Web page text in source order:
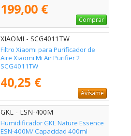
199,00 €
Comprar
XIAOMI - SCG4011TW
Filtro Xiaomi para Purificador de
Aire Xiaomi Mi Air Purifier 2
SCG4011TW
40,25 €
Avísame
GKL - ESN-400M
Humidificador GKL Nature Essence
ESN-400M/ Capacidad 400ml